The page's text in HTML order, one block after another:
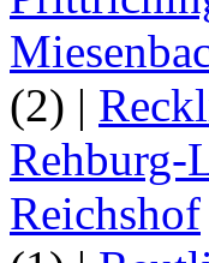
(2) |
Rehburg-
Reichshof